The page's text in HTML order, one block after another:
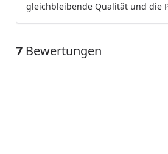
gleichbleibende Qualität und die
7Bewertungen